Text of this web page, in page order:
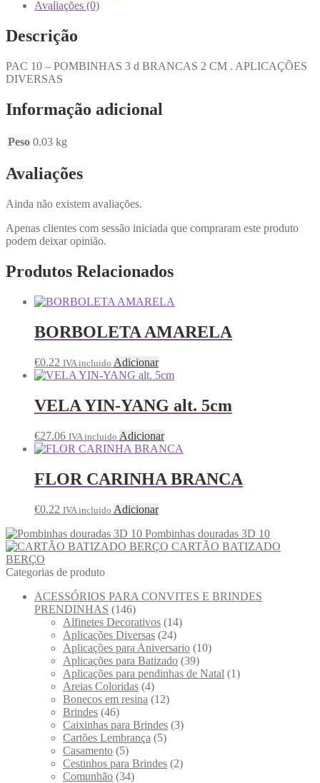
Avaliações (0)
Descrição
PAC 10 – POMBINHAS 3 d BRANCAS 2 CM . APLICAÇÕES
DIVERSAS
Informação adicional
Peso 0.03 kg
Avaliações
Ainda não existem avaliações.
Apenas clientes com sessão iniciada que compraram este produto
podem deixar opinião.
Produtos Relacionados
BORBOLETA AMARELA
€0.22 IVA incluido Adicionar
VELA YIN-YANG alt. 5cm
€27.06 IVA incluido Adicionar
FLOR CARINHA BRANCA
€0.22 IVA incluido Adicionar
Pombinhas douradas 3D 10
CARTÃO BATIZADO
BERÇO
Categorias de produto
ACESSÓRIOS PARA CONVITES E BRINDES
PRENDINHAS (146)
Alfinetes Decorativos (14)
Aplicações Diversas (24)
Aplicações para Aniversario (10)
Aplicações para Batizado (39)
Aplicações para pendinhas de Natal (1)
Areias Coloridas (4)
Bonecos em resina (12)
Brindes (46)
Caixinhas para Brindes (3)
Cartões Lembrança (5)
Casamento (5)
Cestinhos para Brindes (2)
Comunhão (34)